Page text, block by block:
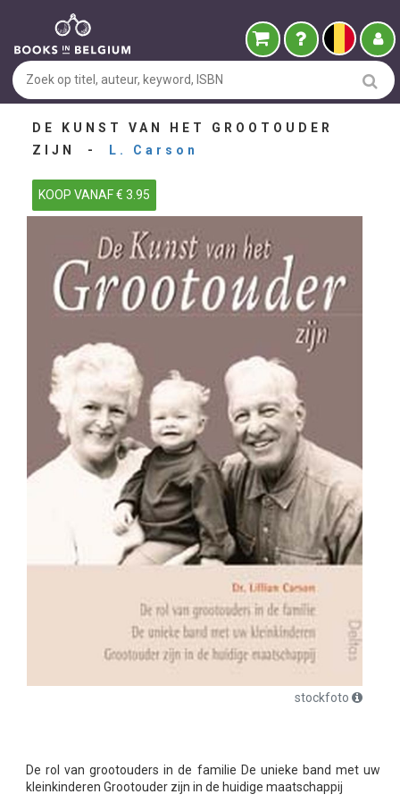
DE KUNST VAN HET GROOTOUDER
ZIJN -
L. Carson
KOOP VANAF € 3.95
stockfoto
De rol van grootouders in de familie De unieke band met uw
kleinkinderen Grootouder zijn in de huidige maatschappij